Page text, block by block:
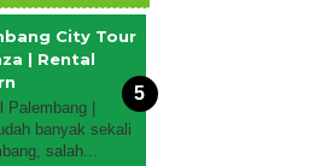
City Tour
| Rental
|
banyak sekali
salah...